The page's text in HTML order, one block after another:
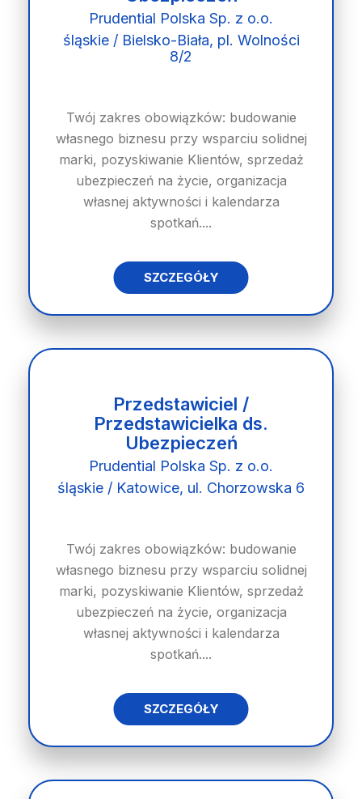
Prudential Polska Sp. z o.o.
śląskie / Bielsko-Biała, pl. Wolności
8/2
Twój zakres obowiązków: budowanie
własnego biznesu przy wsparciu solidnej
marki, pozyskiwanie Klientów, sprzedaż
ubezpieczeń na życie, organizacja
własnej aktywności i kalendarza
spotkań....
SZCZEGÓŁY
Przedstawiciel /
Przedstawicielka ds.
Ubezpieczeń
Prudential Polska Sp. z o.o.
śląskie / Katowice, ul. Chorzowska 6
Twój zakres obowiązków: budowanie
własnego biznesu przy wsparciu solidnej
marki, pozyskiwanie Klientów, sprzedaż
ubezpieczeń na życie, organizacja
własnej aktywności i kalendarza
spotkań....
SZCZEGÓŁY